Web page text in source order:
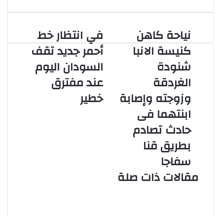
في
انتظار
خط
أحمر
تقف
السودان
اليوم
في انتظار خط
أحمر جديد تقف
السودان اليوم
عند مفترق
خطير
نياحة
كاهن
كنيسة
الانبا
شنودة
الغردقة
وزوجته
وإصابة
ابنتهما
فى
حادث
تصادم
بطريق
قنا
سفاجا
نياحة كاهن
كنيسة الانبا
شنودة
الغردقة
وزوجته وإصابة
ابنتهما فى
حادث تصادم
بطريق قنا
سفاجا
مقالات ذات صلة